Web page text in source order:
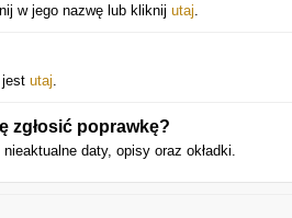
w jego nazwę lub kliknij utaj.
jest utaj.
zgłosić poprawkę?
daty, opisy oraz okładki.